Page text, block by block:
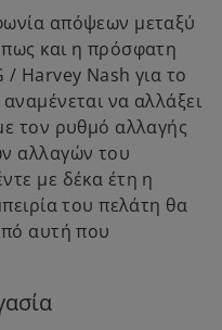
απόψεων μεταξύ
και η πρόσφατη
/ Harvey Nash για το
να αλλάξει
τον ρυθμό αλλαγής
αλλαγών του
με δέκα έτη η
του πελάτη θα
αυτή που